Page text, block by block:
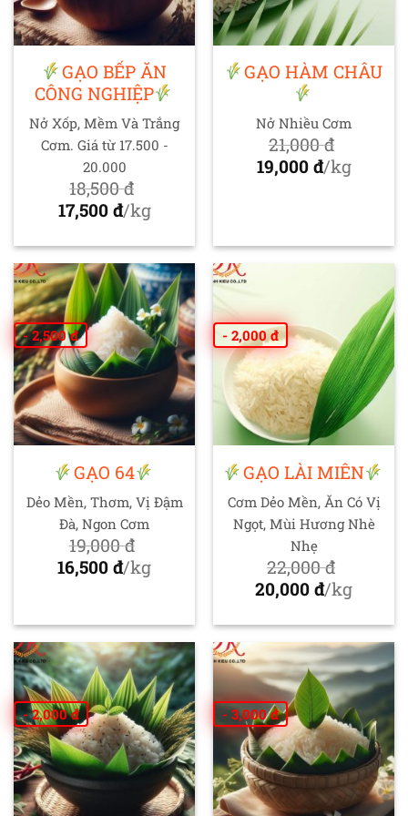
GẠO BẾP ĂN
CÔNG NGHIỆP
Nở Xốp, Mềm Và Trắng
Cơm. Giá từ 17.500 -
20.000
18,500đ
Giá
là:
18,500 đ.
17,500 đ/kg
hiện
tại
là:
17,500 đ.
GẠO HÀM CHÂU
Nở Nhiều Cơm
21,000đ
Giá
19,000 đ/kg
là:
- 2,500 đ
GẠO 64
Dẻo Mền, Thơm, Vị Đậm
Đà, Ngon Cơm
19,000đ
Giá
19,000 đ.
16,500 đ/kg
tại
là:
16,500 đ.
- 2,000 đ
GẠO LÀI MIÊN
Cơm Dẻo Mền, Ăn Có Vị
Ngọt, Mùi Hương Nhè
Nhẹ
22,000đ
Giá
là:
22,000 đ.
20,000 đ/kg
hiện
tại
là:
20,000 đ.
- 2,000 đ - 3,000 đ